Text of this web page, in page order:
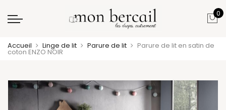
0
Accueil Linge de lit Parure de lit Parure de lit en satin de
coton ENZO NOIR